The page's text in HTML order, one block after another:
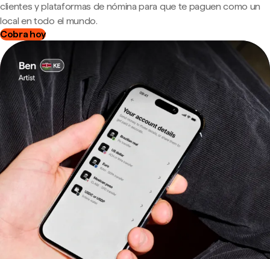
clientes y plataformas de nómina para que te paguen como un
local en todo el mundo.
Cobra hoy